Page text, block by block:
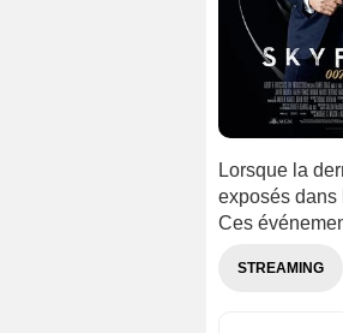
Lorsque la
exposés dans
Ces
STREAMING